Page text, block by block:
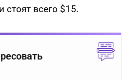
стоят всего $15.